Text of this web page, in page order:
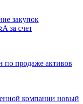
закупок
за счет
по продаже активов
компании новый